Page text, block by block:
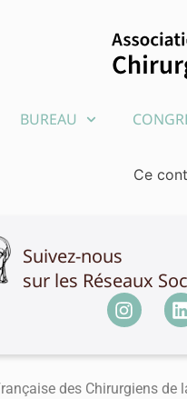
BUREAU
Ce
Suivez-nous
sur les Réseaux
des Chirurgiens de